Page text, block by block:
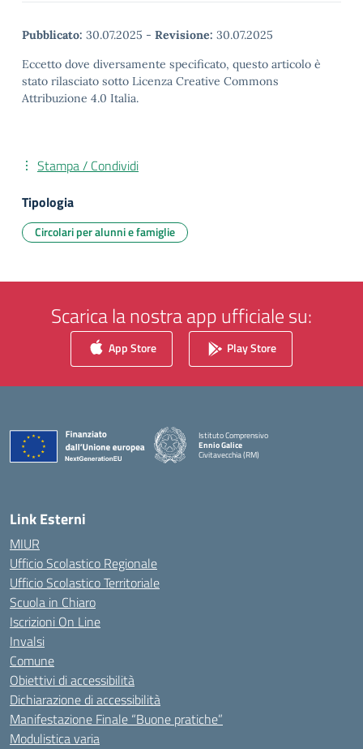
Pubblicato: 30.07.2025 - Revisione: 30.07.2025
Eccetto dove diversamente specificato, questo articolo è
stato rilasciato sotto Licenza Creative Commons
Attribuzione 4.0 Italia.
Stampa / Condividi
Tipologia
Circolari per alunni e famiglie
Scarica la nostra app ufficiale su:
App Store Play Store
Istituto Comprensivo
Ennio Galice
Civitavecchia (RM)
Link Esterni
MIUR
Ufficio Scolastico Regionale
Ufficio Scolastico Territoriale
Scuola in Chiaro
Iscrizioni On Line
Invalsi
Comune
Obiettivi di accessibilità
Dichiarazione di accessibilità
Manifestazione Finale “Buone pratiche”
Modulistica varia